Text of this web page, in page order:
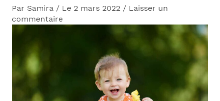
Par Samira / Le 2 mars 2022 / Laisser un
commentaire